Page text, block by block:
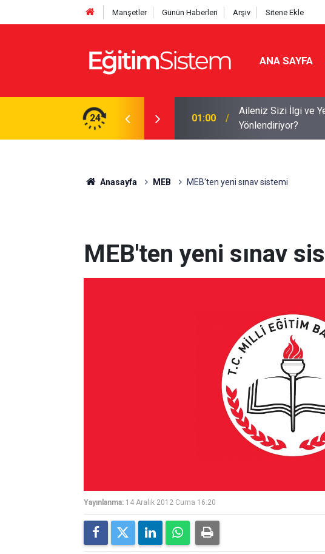
Manşetler Günün Haberleri Arşiv Sitene Ekle
ANA SAYFA
24
10 Öğrenciden Yaklaşık 9’u İlk Beş
01:00
Aileniz Sizi İlgi ve
Yönlendiriyor?
Anasayfa MEB MEB'ten yeni sınav sistemi
MEB'ten yeni sınav
Yayınlanma: 14 Aralık 2012 Cuma 16:20